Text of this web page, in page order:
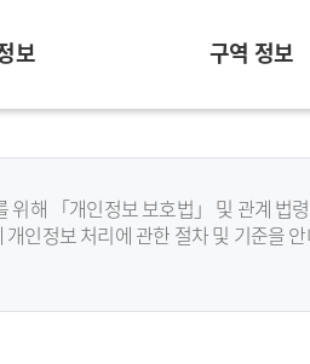
보 구역 정보
위해 「개인정보 보호법」 및 관계
인정보 처리에 관한 절차 및 기준을